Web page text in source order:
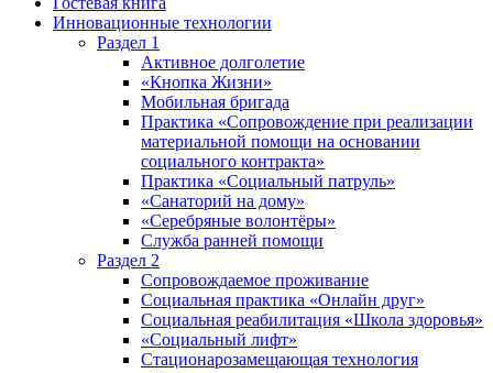
Инновационные технологии
Раздел 1
Активное долголетие
«Кнопка Жизни»
Мобильная бригада
Практика «Сопровождение при реализации
материальной помощи на основании
социального контракта»
Практика «Социальный патруль»
«Санаторий на дому»
«Серебряные волонтёры»
Служба ранней помощи
Раздел 2
Сопровождаемое проживание
Социальная практика «Онлайн друг»
Социальная реабилитация «Школа здоровья»
«Социальный лифт»
Стационарозамещающая технология